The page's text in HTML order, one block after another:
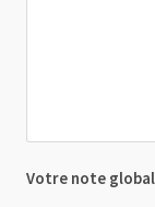
Votre note